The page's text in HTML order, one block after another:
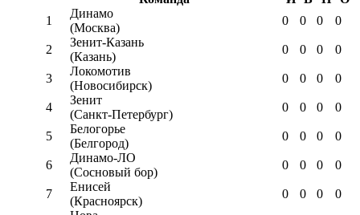
1
Динамо
(Москва)
0 0 0 0
2
Зенит-Казань
(Казань)
0 0 0 0
3
Локомотив
(Новосибирск)
0 0 0 0
4
Зенит
(Санкт-Петербург)
0 0 0 0
5
Белогорье
(Белгород)
0 0 0 0
6
Динамо-ЛО
(Сосновый бор)
0 0 0 0
7
Енисей
(Красноярск)
0 0 0 0